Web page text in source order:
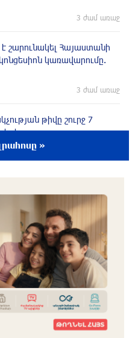
3 ժամ առաջ
շարունակել Հայաստանի
կառավարումը.
3 ժամ առաջ
թիվը շուրջ 7
է
կետերի և
2 ժամ առաջ
ու «ՌԲ Լայպցիգը»
են եկել Յան Դիոմանդեի
2 ժամ առաջ
է հայտնել
»